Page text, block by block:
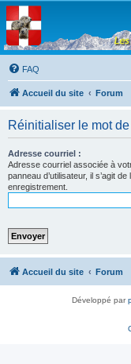
Les Marmottes de
Savoie
Forum d'entraide généalogique
FAQ
Accueil du site Forum
Réinitialiser le mot
Adresse courriel :
Adresse courriel associée à
panneau d’utilisateur, il s’agit
enregistrement.
Accueil du site Forum
Développé par